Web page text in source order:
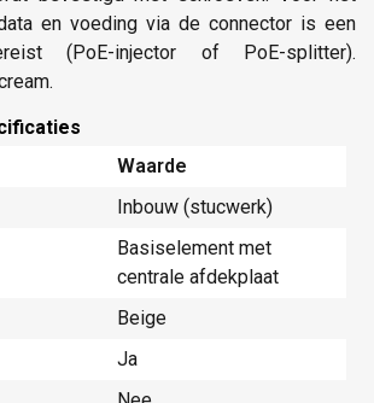
en voeding via de connector is een
(PoE-injector of PoE-splitter).
Waarde
Inbouw (stucwerk)
Basiselement met
centrale afdekplaat
Beige
Ja